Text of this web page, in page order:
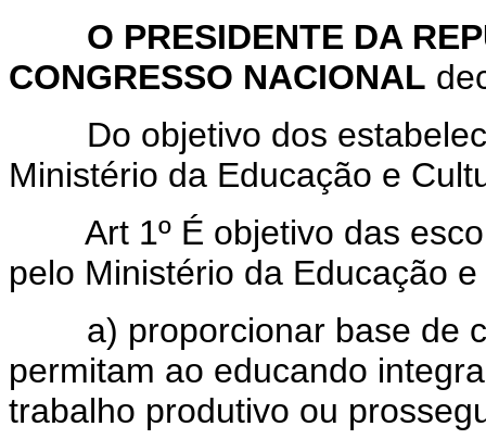
O PRESIDENTE DA
CONGRESSO NACIONAL
Do objetivo dos
Ministério da Educação e
Art 1º É objetivo das
pelo Ministério da Educação
a) proporcionar base de
permitam ao educando
trabalho produtivo ou